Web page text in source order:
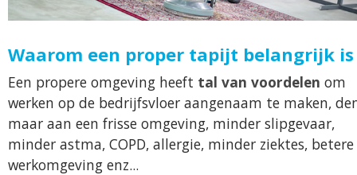
Waarom een proper tapijt belangrijk is
Een propere omgeving heeft tal van voordelen om
werken op de bedrijfsvloer aangenaam te maken,
maar aan een frisse omgeving, minder slipgevaar,
minder astma, COPD, allergie, minder ziektes, betere
werkomgeving enz...